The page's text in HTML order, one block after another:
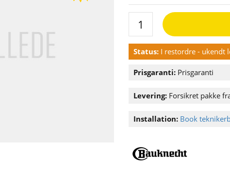
Status: I restordre - ukendt
Prisgaranti: Prisgaranti
Levering: Forsikret pakke
Installation: Book